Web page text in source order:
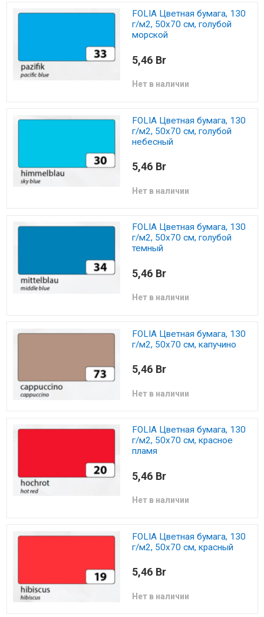
FOLIA Цветная бумага, 130
г/м2, 50х70 см, голубой
морской
5,46 Br
Нет в наличии
FOLIA Цветная бумага, 130
г/м2, 50х70 см, голубой
небесный
5,46 Br
Нет в наличии
FOLIA Цветная бумага, 130
г/м2, 50х70 см, голубой
темный
5,46 Br
Нет в наличии
FOLIA Цветная бумага, 130
г/м2, 50х70 см, капучино
5,46 Br
Нет в наличии
FOLIA Цветная бумага, 130
г/м2, 50х70 см, красное
пламя
5,46 Br
Нет в наличии
FOLIA Цветная бумага, 130
г/м2, 50х70 см, красный
5,46 Br
Нет в наличии